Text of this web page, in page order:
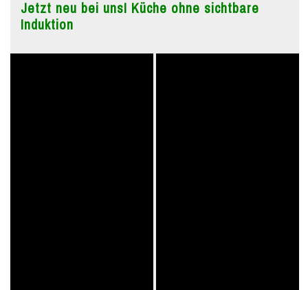
Jetzt neu bei uns! Küche ohne sichtbare
Induktion